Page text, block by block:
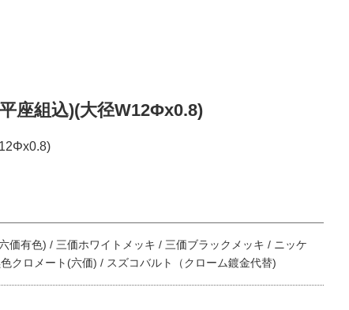
座組込)(大径W12Φx0.8)
価有色) / 三価ホワイトメッキ / 三価ブラックメッキ / ニッケ
クロメート(六価) / スズコバルト（クローム鍍金代替)